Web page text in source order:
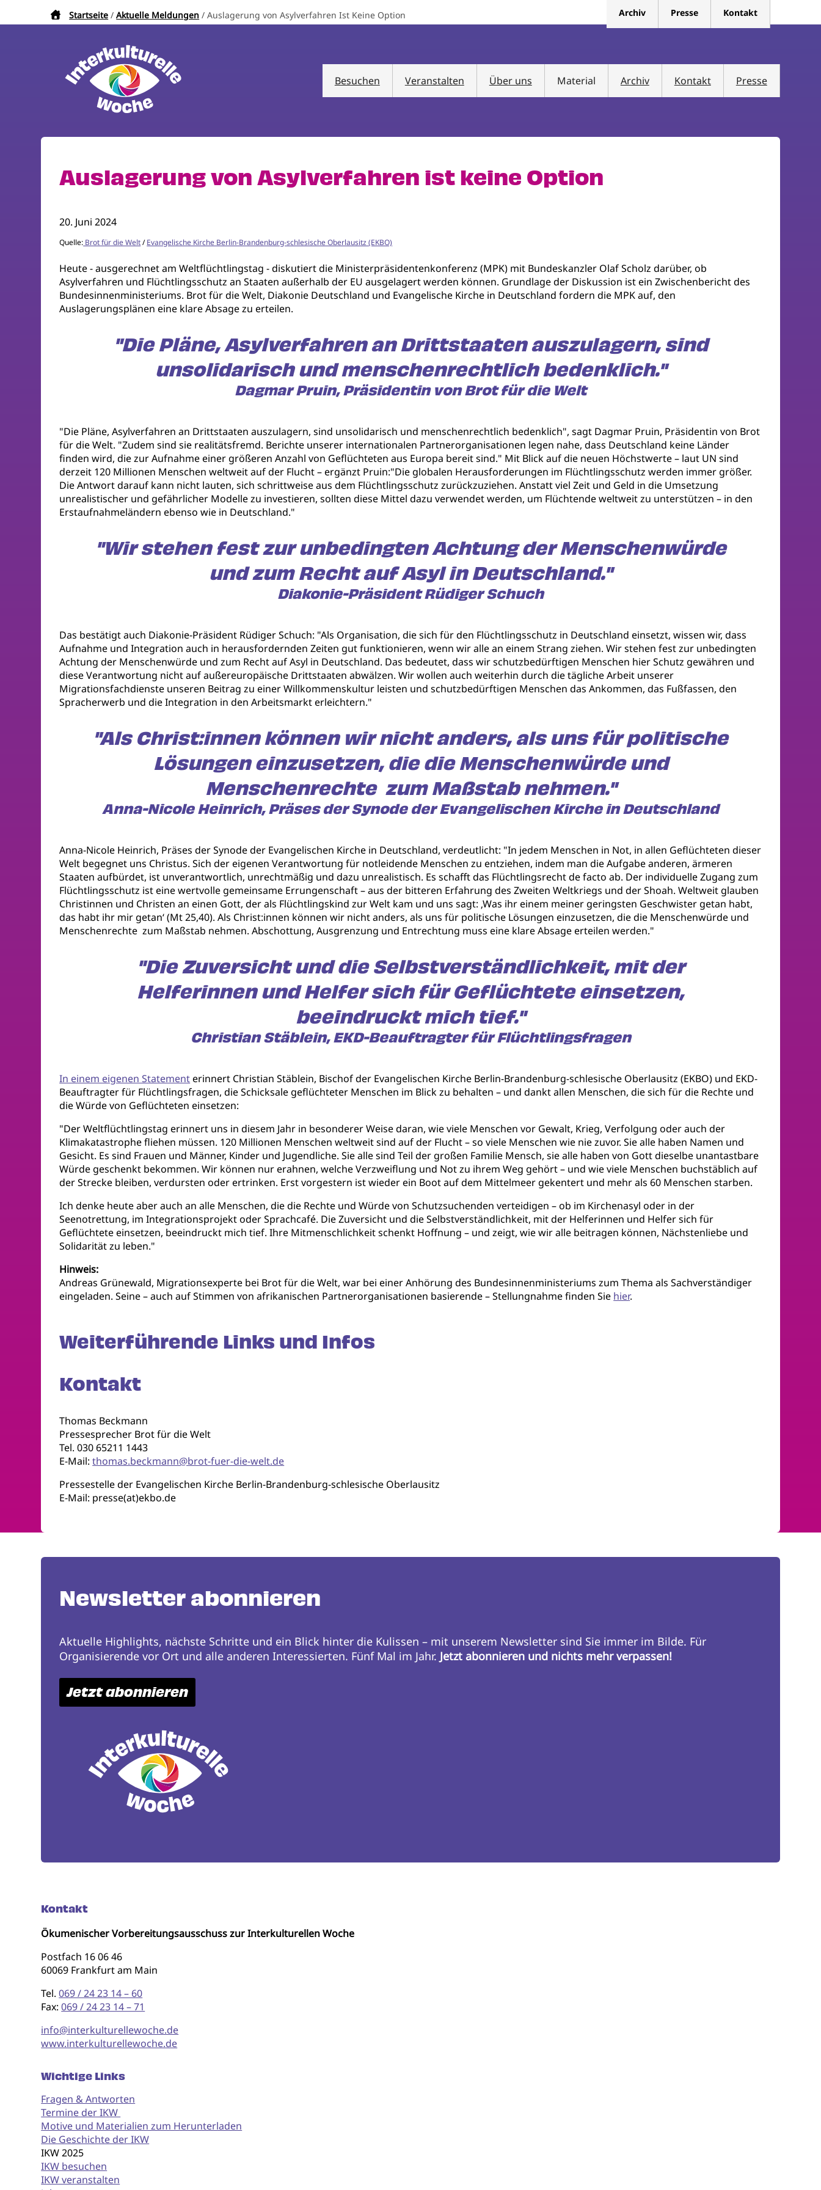
Pfadnavigation
Startseite Aktuelle Meldungen Auslagerung von Asylverfahren Ist Keine Option Archiv Presse Kontakt
Besuchen Veranstalten Über uns Material Archiv Kontakt Presse
Auslagerung von Asylverfahren ist keine Option
20. Juni 2024
Quelle: Brot für die Welt/Evangelische Kirche Berlin-Brandenburg-schlesische Oberlausitz (EKBO)
Heute - ausgerechnet am Weltflüchtlingstag - diskutiert die Ministerpräsidentenkonferenz (MPK) mit Bundeskanzler Olaf Scholz darüber, ob
Asylverfahren und Flüchtlingsschutz an Staaten außerhalb der EU ausgelagert werden können. Grundlage der Diskussion ist ein Zwischenbericht des
Bundesinnenministeriums. Brot für die Welt, Diakonie Deutschland und Evangelische Kirche in Deutschland fordern die MPK auf, den
Auslagerungsplänen eine klare Absage zu erteilen.
"Die Pläne, Asylverfahren an Drittstaaten auszulagern, sind
unsolidarisch und menschenrechtlich bedenklich."
Dagmar Pruin, Präsidentin von Brot für die Welt
"Die Pläne, Asylverfahren an Drittstaaten auszulagern, sind unsolidarisch und menschenrechtlich bedenklich", sagt Dagmar Pruin, Präsidentin von Brot
für die Welt. "Zudem sind sie realitätsfremd. Berichte unserer internationalen Partnerorganisationen legen nahe, dass Deutschland keine Länder
finden wird, die zur Aufnahme einer größeren Anzahl von Geflüchteten aus Europa bereit sind." Mit Blick auf die neuen Höchstwerte – laut UN sind
derzeit 120 Millionen Menschen weltweit auf der Flucht – ergänzt Pruin:"Die globalen Herausforderungen im Flüchtlingsschutz werden immer größer.
Die Antwort darauf kann nicht lauten, sich schrittweise aus dem Flüchtlingsschutz zurückzuziehen. Anstatt viel Zeit und Geld in die Umsetzung
unrealistischer und gefährlicher Modelle zu investieren, sollten diese Mittel dazu verwendet werden, um Flüchtende weltweit zu unterstützen – in den
Erstaufnahmeländern ebenso wie in Deutschland."
"Wir stehen fest zur unbedingten Achtung der Menschenwürde
und zum Recht auf Asyl in Deutschland."
Diakonie-Präsident Rüdiger Schuch
Das bestätigt auch Diakonie-Präsident Rüdiger Schuch: "Als Organisation, die sich für den Flüchtlingsschutz in Deutschland einsetzt, wissen wir, dass
Aufnahme und Integration auch in herausfordernden Zeiten gut funktionieren, wenn wir alle an einem Strang ziehen. Wir stehen fest zur unbedingten
Achtung der Menschenwürde und zum Recht auf Asyl in Deutschland. Das bedeutet, dass wir schutzbedürftigen Menschen hier Schutz gewähren und
diese Verantwortung nicht auf außereuropäische Drittstaaten abwälzen. Wir wollen auch weiterhin durch die tägliche Arbeit unserer
Migrationsfachdienste unseren Beitrag zu einer Willkommenskultur leisten und schutzbedürftigen Menschen das Ankommen, das Fußfassen, den
Spracherwerb und die Integration in den Arbeitsmarkt erleichtern."
"Als Christ:innen können wir nicht anders, als uns für politische
Lösungen einzusetzen, die die Menschenwürde und
Menschenrechte zum Maßstab nehmen."
Anna-Nicole Heinrich, Präses der Synode der Evangelischen Kirche in Deutschland
Anna-Nicole Heinrich, Präses der Synode der Evangelischen Kirche in Deutschland, verdeutlicht: "In jedem Menschen in Not, in allen Geflüchteten dieser
Welt begegnet uns Christus. Sich der eigenen Verantwortung für notleidende Menschen zu entziehen, indem man die Aufgabe anderen, ärmeren
Staaten aufbürdet, ist unverantwortlich, unrechtmäßig und dazu unrealistisch. Es schafft das Flüchtlingsrecht de facto ab. Der individuelle Zugang zum
Flüchtlingsschutz ist eine wertvolle gemeinsame Errungenschaft – aus der bitteren Erfahrung des Zweiten Weltkriegs und der Shoah. Weltweit glauben
Christinnen und Christen an einen Gott, der als Flüchtlingskind zur Welt kam und uns sagt: ‚Was ihr einem meiner geringsten Geschwister getan habt,
das habt ihr mir getan‘ (Mt 25,40). Als Christ:innen können wir nicht anders, als uns für politische Lösungen einzusetzen, die die Menschenwürde und
Menschenrechte zum Maßstab nehmen. Abschottung, Ausgrenzung und Entrechtung muss eine klare Absage erteilen werden."
"Die Zuversicht und die Selbstverständlichkeit, mit der
Helferinnen und Helfer sich für Geflüchtete einsetzen,
beeindruckt mich tief."
Christian Stäblein, EKD-Beauftragter für Flüchtlingsfragen
In einem eigenen Statementerinnert Christian Stäblein, Bischof der Evangelischen Kirche Berlin-Brandenburg-schlesische Oberlausitz (EKBO) und EKD-
Beauftragter für Flüchtlingsfragen, die Schicksale geflüchteter Menschen im Blick zu behalten – und dankt allen Menschen, die sich für die Rechte und
die Würde von Geflüchteten einsetzen:
"Der Weltflüchtlingstag erinnert uns in diesem Jahr in besonderer Weise daran, wie viele Menschen vor Gewalt, Krieg, Verfolgung oder auch der
Klimakatastrophe fliehen müssen. 120 Millionen Menschen weltweit sind auf der Flucht – so viele Menschen wie nie zuvor. Sie alle haben Namen und
Gesicht. Es sind Frauen und Männer, Kinder und Jugendliche. Sie alle sind Teil der großen Familie Mensch, sie alle haben von Gott dieselbe unantastbare
Würde geschenkt bekommen. Wir können nur erahnen, welche Verzweiflung und Not zu ihrem Weg gehört – und wie viele Menschen buchstäblich auf
der Strecke bleiben, verdursten oder ertrinken. Erst vorgestern ist wieder ein Boot auf dem Mittelmeer gekentert und mehr als 60 Menschen starben.
Ich denke heute aber auch an alle Menschen, die die Rechte und Würde von Schutzsuchenden verteidigen – ob im Kirchenasyl oder in der
Seenotrettung, im Integrationsprojekt oder Sprachcafé. Die Zuversicht und die Selbstverständlichkeit, mit der Helferinnen und Helfer sich für
Geflüchtete einsetzen, beeindruckt mich tief. Ihre Mitmenschlichkeit schenkt Hoffnung – und zeigt, wie wir alle beitragen können, Nächstenliebe und
Solidarität zu leben."
Hinweis:
Andreas Grünewald, Migrationsexperte bei Brot für die Welt, war bei einer Anhörung des Bundesinnenministeriums zum Thema als Sachverständiger
eingeladen. Seine – auch auf Stimmen von afrikanischen Partnerorganisationen basierende – Stellungnahme finden Sie hier.
Weiterführende Links und Infos
Kontakt
Thomas Beckmann
Pressesprecher Brot für die Welt
Tel. 030 65211 1443
E-Mail:thomas.beckmann@brot-fuer-die-welt.de
Pressestelle der Evangelischen Kirche Berlin-Brandenburg-schlesische Oberlausitz
E-Mail: presse(at)ekbo.de
Newsletter abonnieren
Aktuelle Highlights, nächste Schritte und ein Blick hinter die Kulissen – mit unserem Newsletter sind Sie immer im Bilde. Für
Organisierende vor Ort und alle anderen Interessierten. Fünf Mal im Jahr. Jetzt abonnieren und nichts mehr verpassen!
Jetzt abonnieren
Kontakt
Ökumenischer Vorbereitungsausschuss zur Interkulturellen Woche
Postfach 16 06 46
60069 Frankfurt am Main
Tel.069 / 24 23 14 – 60
Fax:069 / 24 23 14 – 71
info@interkulturellewoche.de
www.interkulturellewoche.de
Wichtige Links
Fragen & Antworten
Termine der IKW
Motive und Materialien zum Herunterladen
Die Geschichte der IKW
IKW 2025
IKW besuchen
IKW veranstalten